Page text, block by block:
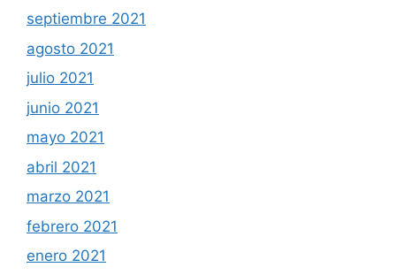
septiembre 2021
agosto 2021
julio 2021
junio 2021
mayo 2021
abril 2021
marzo 2021
febrero 2021
enero 2021